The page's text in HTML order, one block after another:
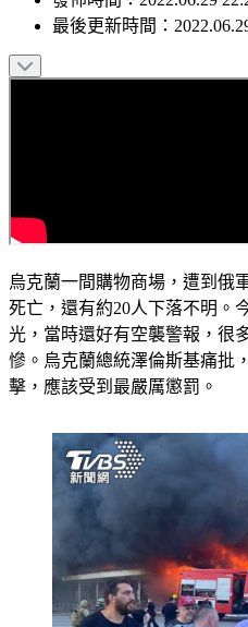
發佈時間：2022.06.29
烏克蘭一間購物商場，遭到俄
死亡，還有約20人下落不明。
光，當時還好有空襲警報，很
慘。烏克蘭總統澤倫斯基痛批